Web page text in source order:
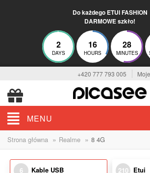
Do każdego ETUI FASHION
DARMOWE szkło!
2
DAYS
16
HOURS
28
MINUTES
+420 777 793 005
MENU
Strona główna » Realme » 8 4G
6 Kable USB 210 Etui